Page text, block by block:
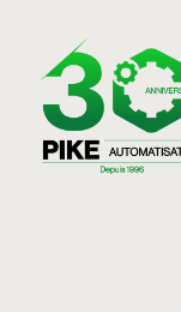
content